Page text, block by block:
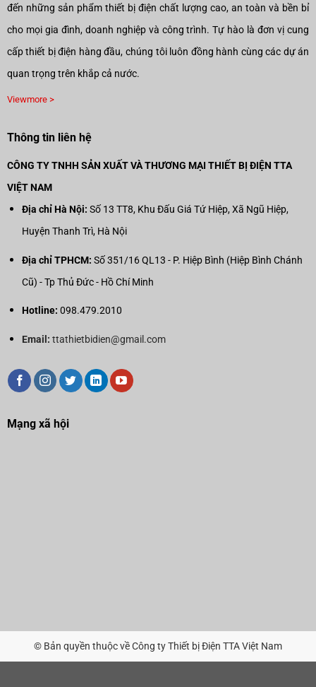
đến những sản phẩm thiết bị điện chất lượng cao, an toàn và bền bỉ
cho mọi gia đình, doanh nghiệp và công trình. Tự hào là đơn vị cung
cấp thiết bị điện hàng đầu, chúng tôi luôn đồng hành cùng các dự án
quan trọng trên khắp cả nước.
Viewmore >
Thông tin liên hệ
CÔNG TY TNHH SẢN XUẤT VÀ THƯƠNG MẠI THIẾT BỊ ĐIỆN TTA
VIỆT NAM
Địa chỉ Hà Nội: Số 13 TT8, Khu Đấu Giá Tứ Hiệp, Xã Ngũ Hiệp,
Huyện Thanh Trì, Hà Nội
Địa chỉ TPHCM: Số 351/16 QL13 - P. Hiệp Bình (Hiệp Bình Chánh
Cũ) - Tp Thủ Đức - Hồ Chí Minh
Hotline: 098.479.2010
Email: ttathietbidien@gmail.com
Mạng xã hội
© Bản quyền thuộc về Công ty Thiết bị Điện TTA Việt Nam